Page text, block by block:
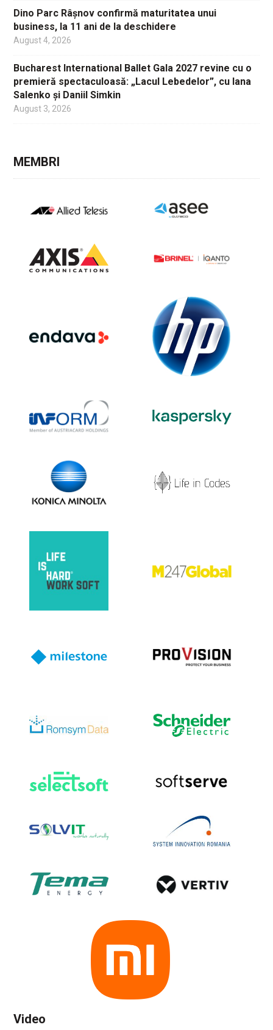
Dino Parc Râșnov confirmă maturitatea unui
business, la 11 ani de la deschidere
August 4, 2026
Bucharest International Ballet Gala 2027 revine cu o
premieră spectaculoasă: „Lacul Lebedelor”, cu Iana
Salenko și Daniil Simkin
August 3, 2026
MEMBRI
Video